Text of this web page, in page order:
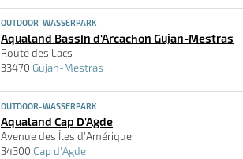
OUTDOOR-WASSERPARK
Aqualand Bassin d'Arcachon Gujan-Mestras
Route des Lacs
33470 Gujan-Mestras
OUTDOOR-WASSERPARK
Aqualand Cap D'Agde
Avenue des Îles d'Amérique
34300 Cap d'Agde